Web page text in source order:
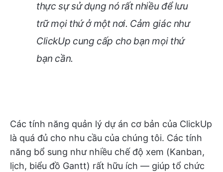
thực sự sử dụng nó rất nhiều để lưu
trữ mọi thứ ở một nơi. Cảm giác như
ClickUp cung cấp cho bạn mọi thứ
bạn cần.
Các tính năng quản lý dự án cơ bản của ClickUp
là quá đủ cho nhu cầu của chúng tôi. Các tính
năng bổ sung như nhiều chế độ xem (Kanban,
lịch, biểu đồ Gantt) rất hữu ích — giúp tổ chức